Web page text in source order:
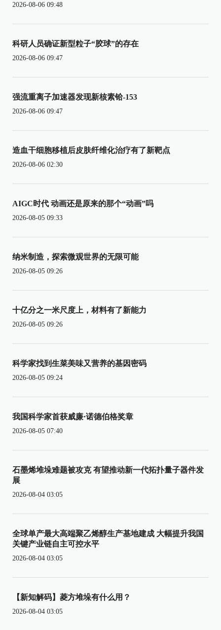
2026-08-06 09:48
科研人员确证新型粒子“胶球”的存在
2026-08-06 09:47
强流重离子加速器发现新核素铪-153
2026-08-06 09:47
造血干细胞移植后皮肤纤维化治疗有了新靶点
2026-08-06 02:30
AIGC时代 动画还是原来的那个“动画”吗
2026-08-05 09:33
纳米制造，探索微观世界的无限可能
2026-08-05 09:26
十亿分之一米尺度上，材料有了新能力
2026-08-05 09:26
科学家找到生菜美味又营养的基因密码
2026-08-05 09:24
我国科学家首获威廉·诺德伯格奖章
2026-08-05 07:40
石墨烯堆垛难题被攻克 有望推动新一代拓扑量子器件发
展
2026-08-04 03:05
全球单产最大高端聚乙烯醇生产基地建成 大幅提升我国
关键产业链自主可控水平
2026-08-04 03:05
【新知解码】菱方堆垛有什么用？
2026-08-04 03:05